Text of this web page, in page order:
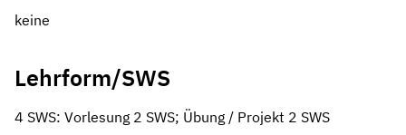
keine
Lehrform/SWS
4 SWS: Vorlesung 2 SWS; Übung / Projekt 2 SWS